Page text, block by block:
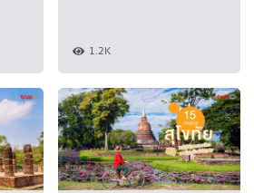
1.2K